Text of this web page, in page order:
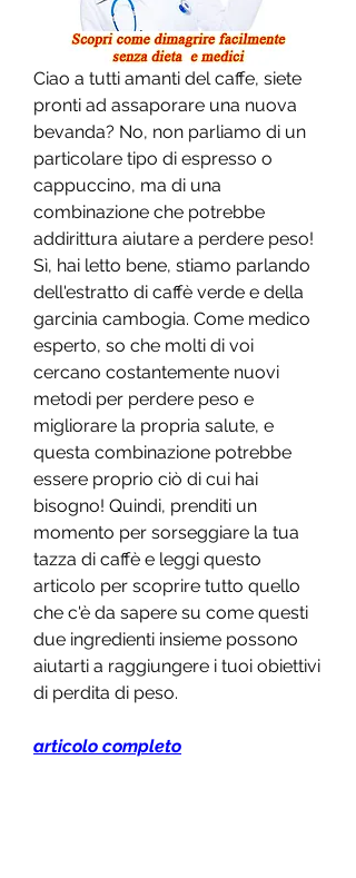
Ciao a tutti amanti del caffe, siete
pronti ad assaporare una nuova
bevanda? No, non parliamo di un
particolare tipo di espresso o
cappuccino, ma di una
combinazione che potrebbe
addirittura aiutare a perdere peso!
Sì, hai letto bene, stiamo parlando
dell'estratto di caffè verde e della
garcinia cambogia. Come medico
esperto, so che molti di voi
cercano costantemente nuovi
metodi per perdere peso e
migliorare la propria salute, e
questa combinazione potrebbe
essere proprio ciò di cui hai
bisogno! Quindi, prenditi un
momento per sorseggiare la tua
tazza di caffè e leggi questo
articolo per scoprire tutto quello
che c'è da sapere su come questi
due ingredienti insieme possono
aiutarti a raggiungere i tuoi obiettivi
di perdita di peso.
articolo completo